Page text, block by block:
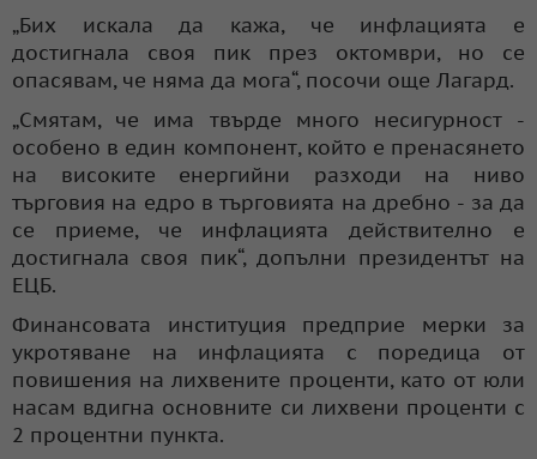
„Бих искала да кажа, че инфлацията е
достигнала своя пик през октомври, но се
опасявам, че няма да мога“, посочи още Лагард.
„Смятам, че има твърде много несигурност -
особено в един компонент, който е пренасянето
на високите енергийни разходи на ниво
търговия на едро в търговията на дребно - за да
се приеме, че инфлацията действително е
достигнала своя пик“, допълни президентът на
ЕЦБ.
Финансовата институция предприе мерки за
укротяване на инфлацията с поредица от
повишения на лихвените проценти, като от юли
насам вдигна основните си лихвени проценти с
2 процентни пункта.